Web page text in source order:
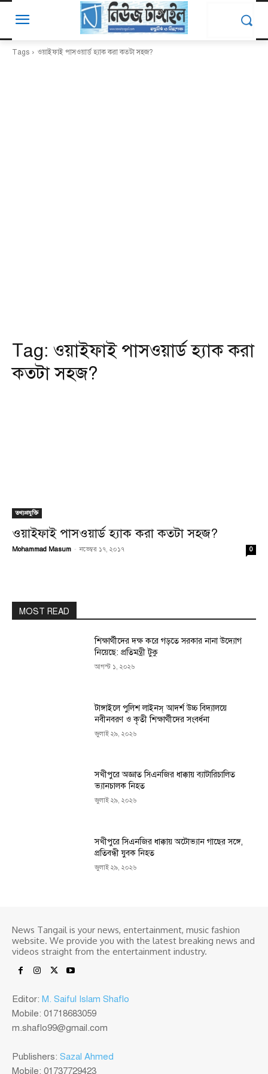
Tags ওয়াইফাই পাসওয়ার্ড হ্যাক করা কতটা সহজ?
Tag: ওয়াইফাই পাসওয়ার্ড হ্যাক করা
কতটা সহজ?
তথ্যপ্রযুক্তি
ওয়াইফাই পাসওয়ার্ড হ্যাক করা কতটা সহজ?
Mohammad Masum - নভেম্বর ১৭, ২০১৭ 0
MOST READ
শিক্ষার্থীদের দক্ষ করে গড়তে সরকার নানা উদ্যোগ
নিয়েছে: প্রতিমন্ত্রী টুকু
আগস্ট ১, ২০২৬
টাঙ্গাইলে পুলিশ লাইনস্ আদর্শ উচ্চ বিদ্যালয়ে
নবীনবরণ ও কৃতী শিক্ষার্থীদের সংবর্ধনা
জুলাই ২৯, ২০২৬
সখীপুরে অজ্ঞাত সিএনজির ধাক্কায় ব্যাটারিচালিত
ভ্যানচালক নিহত
জুলাই ২৯, ২০২৬
সখীপুরে সিএনজির ধাক্কায় অটোভ্যান গাছের সঙ্গে,
প্রতিবন্ধী যুবক নিহত
জুলাই ২৯, ২০২৬
News Tangail is your news, entertainment, music fashion
website. We provide you with the latest breaking news and
videos straight from the entertainment industry.
Editor: M. Saiful Islam Shaflo
Mobile: 01718683059
m.shaflo99@gmail.com
Publishers: Sazal Ahmed
Mobile: 01737729423